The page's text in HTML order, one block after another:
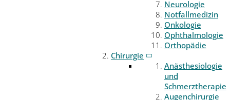
Neurologie
Notfallmedizin
Onkologie
Ophthalmologie
Orthopädie
Chirurgie
Anästhesiologie
und
Schmerztherapie
Augenchirurgie